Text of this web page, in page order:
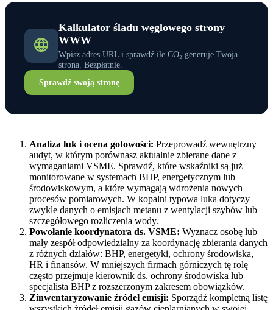
Kalkulator śladu węglowego strony
WWW
Wpisz adres URL i sprawdź ile CO₂ generuje Twoja
strona. Bezpłatnie.
Sprawdź swoją stronę
Analiza luk i ocena gotowości: Przeprowadź wewnętrzny
audyt, w którym porównasz aktualnie zbierane dane z
wymaganiami VSME. Sprawdź, które wskaźniki są już
monitorowane w systemach BHP, energetycznym lub
środowiskowym, a które wymagają wdrożenia nowych
procesów pomiarowych. W kopalni typowa luka dotyczy
zwykle danych o emisjach metanu z wentylacji szybów lub
szczegółowego rozliczenia wody.
Powołanie koordynatora ds. VSME: Wyznacz osobę lub
mały zespół odpowiedzialny za koordynację zbierania danych
z różnych działów: BHP, energetyki, ochrony środowiska,
HR i finansów. W mniejszych firmach górniczych tę rolę
często przejmuje kierownik ds. ochrony środowiska lub
specjalista BHP z rozszerzonym zakresem obowiązków.
Zinwentaryzowanie źródeł emisji: Sporządź kompletną listę